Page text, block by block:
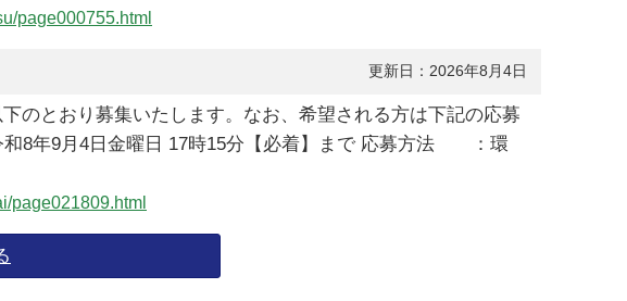
page000755.html
更新日：2026年8月4日
のとおり募集いたします。なお、希望される方は下記の応募
8年9月4日金曜日 17時15分【必着】まで 応募方法 ：環
page021809.html